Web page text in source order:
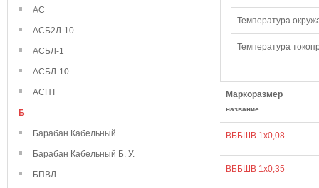
АС
АСБ2Л-10
АСБЛ-1
АСБЛ-10
АСПТ
Б
Барабан Кабельный
Барабан Кабельный Б. У.
БПВЛ
Температура
Температура
Маркоразмер
название
ВББШВ 1х0,08
ВББШВ 1х0,35